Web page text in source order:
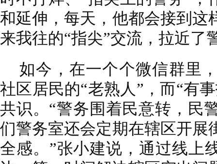
和延伸，每天，他都会接到这
来我往的“指尖”交流，拉近了
如今，在一个个微信群里
社区居民的“老熟人”，而“有
共识。“警务围着民意转，民
们警务室还会定期在辖区开展
全感。”张小建说，通过线上